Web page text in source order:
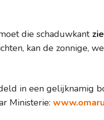
die schaduwkant
kan de zonnige,
in een gelijknamig
Ministerie: